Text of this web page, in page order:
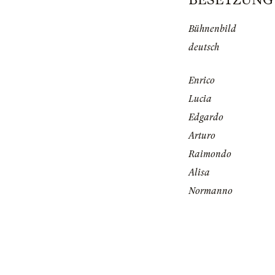
Bühnenbild
deutsch
Enrico
Lucia
Edgardo
Arturo
Raimondo
Alisa
Normanno